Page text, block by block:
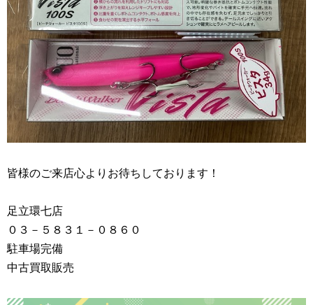
皆様のご来店心よりお待ちしております！
足立環七店
０３－５８３１－０８６０
駐車場完備
中古買取販売